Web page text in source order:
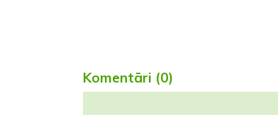
Komentāri (0)